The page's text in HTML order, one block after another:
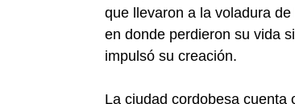
que llevaron a la voladura
en donde perdieron su vida
impulsó su creación.
La ciudad cordobesa cuenta